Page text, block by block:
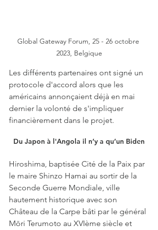
Global Gateway Forum, 25 - 26 octobre
2023, Belgique
Les différents partenaires ont signé un
protocole d'accord alors que les
américains annonçaient déjà en mai
dernier la volonté de s'impliquer
financièrement dans le projet.
Du Japon à l'Angola il n’y a qu’un Biden
Hiroshima, baptisée Cité de la Paix par
le maire Shinzo Hamai au sortir de la
Seconde Guerre Mondiale, ville
hautement historique avec son
Château de la Carpe bâti par le général
Mōri Terumoto au XVIème siècle et